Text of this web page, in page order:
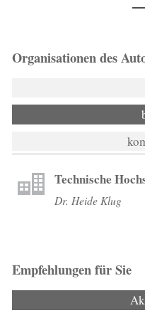
Organisationen des
Technische
Dr. Heide Klug
Empfehlungen für Sie